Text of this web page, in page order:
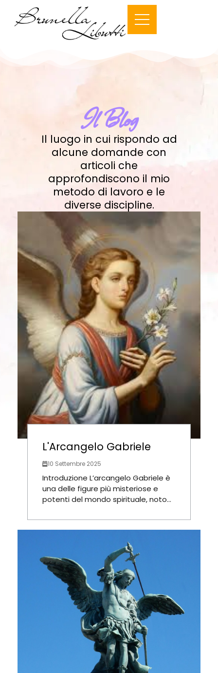
Il Blog
Il luogo in cui rispondo ad
alcune domande con
articoli che
approfondiscono il mio
metodo di lavoro e le
diverse discipline.
L'Arcangelo Gabriele
10 Settembre 2025
Introduzione L’arcangelo Gabriele è
una delle figure più misteriose e
potenti del mondo spirituale, noto...